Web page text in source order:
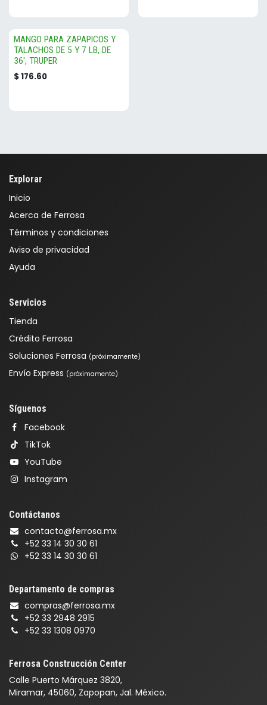
MANGO PARA ZAPAPICOS Y
TALACHOS DE 5 Y 7 LB, DE
36', TRUPER
$176.60
Explorar
Inicio
Acerca de Ferrosa
Términos y condiciones
Aviso de privacidad
Ayuda
Servicios
Tienda
Crédito Ferrosa
Soluciones Ferrosa (próximamente)
Envío Express (próximamente)
Ferrosa Construcción Center
Calle Puerto Márquez 3820,
Miramar, 45060, Zapopan, Jal. México.
Síguenos
Facebook
TikTok
YouTube
Instagram
Contáctanos
contacto@ferrosa.mx
+52 33 14 30 30 61
+52 33 14 30 30 61
Departamento de compras
compras@ferrosa.mx
+52 33 2948 2915
+52 33 1308 0970